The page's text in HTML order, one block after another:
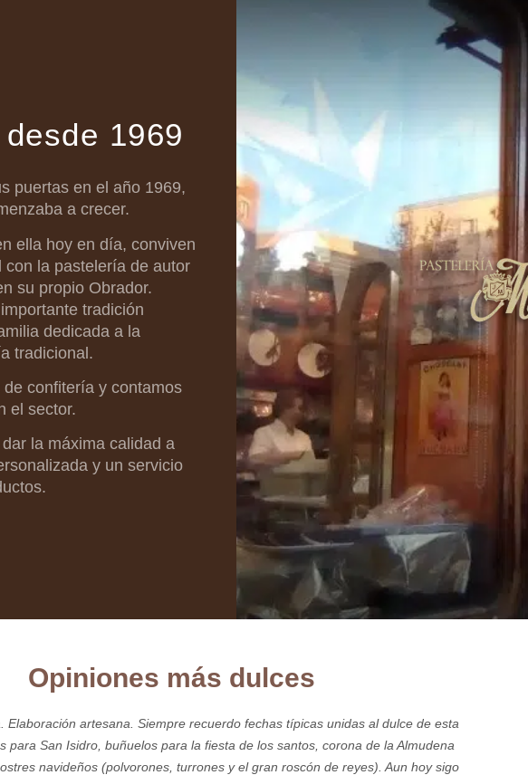
1969
puertas en el año 1969,
a crecer.
ella hoy en día, conviven
la pastelería de autor
su propio Obrador.
tradición
dedicada a la
tradicional.
confitería y contamos
el sector.
la máxima calidad a
y un servicio
Opiniones más dulces
Elaboración artesana. Siempre recuerdo fechas típicas unidas al dulce de esta
para San Isidro, buñuelos para la fiesta de los santos, corona de la Almudena
navideños (polvorones, turrones y el gran roscón de reyes). Aun hoy sigo